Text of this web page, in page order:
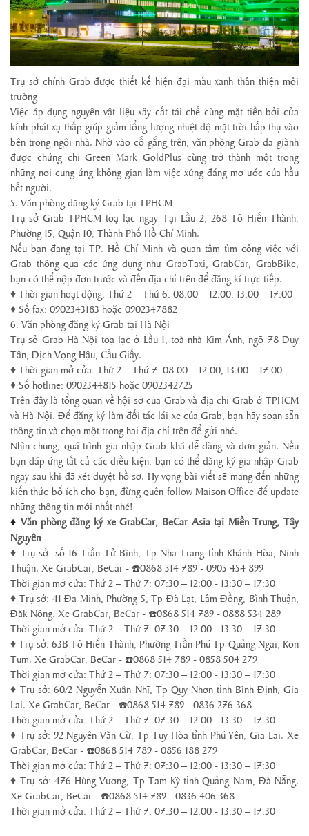
Trụ sở chính Grab được thiết kế hiện đại màu xanh thân thiện môi
trường
Việc áp dụng nguyên vật liệu xây cất tái chế cùng mặt tiền bởi cửa
kính phát xạ thấp giúp giảm tổng lượng nhiệt độ mặt trời hấp thụ vào
bên trong ngôi nhà. Nhờ vào cố gắng trên, văn phòng Grab đã giành
được chứng chỉ Green Mark GoldPlus cùng trở thành một trong
những nơi cung ứng không gian làm việc xứng đáng mơ ước của hầu
hết người.
5. Văn phòng đăng ký Grab tại TPHCM
Trụ sở Grab TPHCM toạ lạc ngay Tại Lầu 2, 268 Tô Hiến Thành,
Phường 15, Quận 10, Thành Phố Hồ Chí Minh.
Nếu bạn đang tại TP. Hồ Chí Minh và quan tâm tìm công việc với
Grab thông qua các ứng dụng như GrabTaxi, GrabCar, GrabBike,
bạn có thể nộp đơn trước và đến địa chỉ trên để đăng kí trực tiếp.
♦ Thời gian hoạt động: Thứ 2 – Thứ 6: 08:00 – 12:00, 13:00 – 17:00
♦ Số fax: 0902343183 hoặc 0902347882
6. Văn phòng đăng ký Grab tại Hà Nội
Trụ sở Grab Hà Nội toạ lạc ở Lầu 1, toà nhà Kim Ánh, ngõ 78 Duy
Tân, Dịch Vọng Hậu, Cầu Giấy.
♦ Thời gian mở cửa: Thứ 2 – Thứ 7: 08:00 – 12:00, 13:00 – 17:00
♦ Số hotline: 0902344815 hoặc 0902342725
Trên đây là tổng quan về hội sở của Grab và địa chỉ Grab ở TPHCM
và Hà Nội. Để đăng ký làm đối tác lái xe của Grab, bạn hãy soạn sẵn
thông tin và chọn một trong hai địa chỉ trên để gửi nhé.
Nhìn chung, quá trình gia nhập Grab khá dễ dàng và đơn giản. Nếu
bạn đáp ứng tất cả các điều kiện, bạn có thể đăng ký gia nhập Grab
ngay sau khi đã xét duyệt hồ sơ. Hy vọng bài viết sẽ mang đến những
kiến thức bổ ích cho bạn, đừng quên follow Maison Office để update
những thông tin mới nhất nhé!
♦Văn phòng đăng ký xe GrabCar, BeCar Asia tại Miền Trung, Tây
Nguyên
♦ Trụ sở: số 16 Trần Tử Bình, Tp Nha Trang tỉnh Khánh Hòa, Ninh
Thuận. Xe GrabCar, BeCar - ☎️0868 514 789 - 0905 454 899
Thời gian mở cửa: Thứ 2 – Thứ 7: 07:30 – 12:00 - 13:30 – 17:30
♦ Trụ sở: 41 Đa Minh, Phường 5, Tp Đà Lạt, Lâm Đồng, Bình Thuận,
Đăk Nông. Xe GrabCar, BeCar - ☎️0868 514 789 - 0888 534 289
Thời gian mở cửa: Thứ 2 – Thứ 7: 07:30 – 12:00 - 13:30 – 17:30
♦ Trụ sở: 63B Tô Hiến Thành, Phường Trần Phú Tp Quảng Ngãi, Kon
Tum. Xe GrabCar, BeCar - ☎️0868 514 789 - 0858 504 279
Thời gian mở cửa: Thứ 2 – Thứ 7: 07:30 – 12:00 - 13:30 – 17:30
♦ Trụ sở: 60/2 Nguyễn Xuân Nhĩ, Tp Quy Nhơn tỉnh Bình Định, Gia
Lai. Xe GrabCar, BeCar - ☎️0868 514 789 - 0836 276 368
Thời gian mở cửa: Thứ 2 – Thứ 7: 07:30 – 12:00 - 13:30 – 17:30
♦ Trụ sở: 92 Nguyễn Văn Cừ, Tp Tuy Hòa tỉnh Phú Yên, Gia Lai. Xe
GrabCar, BeCar - ☎️0868 514 789 - 0856 188 279
Thời gian mở cửa: Thứ 2 – Thứ 7: 07:30 – 12:00 - 13:30 – 17:30
♦ Trụ sở: 476 Hùng Vương, Tp Tam Kỳ tỉnh Quảng Nam, Đà Nẵng.
Xe GrabCar, BeCar - ☎️0868 514 789 - 0836 406 368
Thời gian mở cửa: Thứ 2 – Thứ 7: 07:30 – 12:00 - 13:30 – 17:30